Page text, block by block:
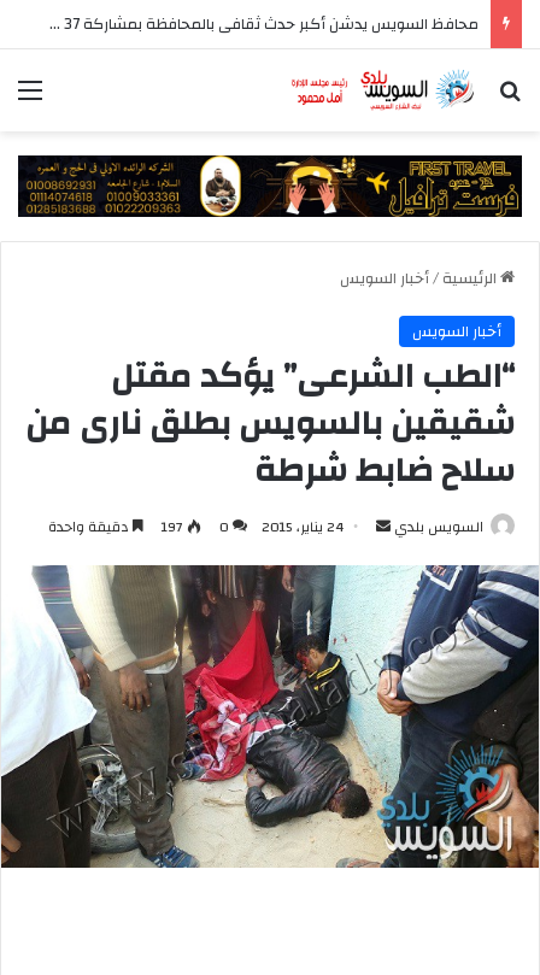
محافظ السويس يدشن أكبر حدث ثقافى بالمحافظة بمشاركة 37 دار نشر مصرية
بحث عن
الرئيسية/أخبار السويس
أخبار السويس
“الطب الشرعى” يؤكد مقتل
شقيقين بالسويس بطلق نارى من
سلاح ضابط شرطة
السويس بلدي
أرسل
إلكترونيا
24 يناير، 2015 0
197 دقيقة واحدة